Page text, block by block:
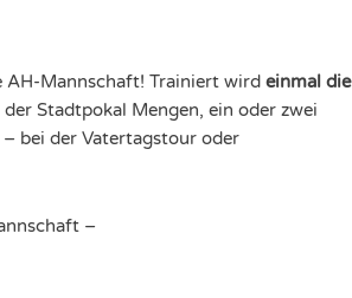
AH-Mannschaft! Trainiert wird einmal die
Stadtpokal Mengen, ein oder zwei
bei der Vatertagstour oder
–